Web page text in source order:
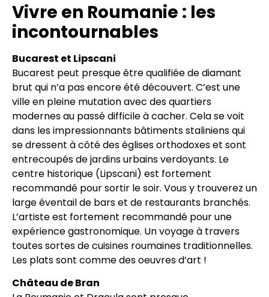
Vivre en Roumanie : les
incontournables
Bucarest et Lipscani
Bucarest peut presque être qualifiée de diamant
brut qui n’a pas encore été découvert. C’est une
ville en pleine mutation avec des quartiers
modernes au passé difficile à cacher. Cela se voit
dans les impressionnants bâtiments staliniens qui
se dressent à côté des églises orthodoxes et sont
entrecoupés de jardins urbains verdoyants. Le
centre historique (Lipscani) est fortement
recommandé pour sortir le soir. Vous y trouverez un
large éventail de bars et de restaurants branchés.
L’artiste est fortement recommandé pour une
expérience gastronomique. Un voyage à travers
toutes sortes de cuisines roumaines traditionnelles.
Les plats sont comme des oeuvres d’art !
Château de Bran